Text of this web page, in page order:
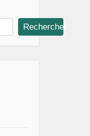
Rechercher